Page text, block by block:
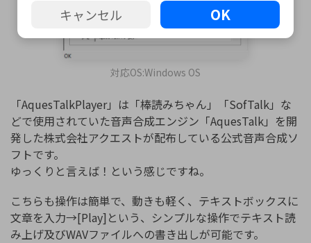
対応OS:Windows OS
「AquesTalkPlayer」は「棒読みちゃん」「SofTalk」な
どで使用されていた音声合成エンジン「AquesTalk」を開
発した株式会社アクエストが配布している公式音声合成ソ
フトです。
ゆっくりと言えば！という感じですね。
こちらも操作は簡単で、動きも軽く、テキストボックスに
文章を入力→[Play]という、シンプルな操作でテキスト読
み上げ及びWAVファイルへの書き出しが可能です。
キャンセル OK